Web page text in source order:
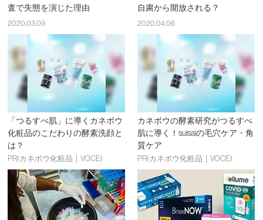
査で失態を演じた理由
2020.03.09
自粛から開放される？
2020.04.06
「つるすべ肌」に導くカネボウ
化粧品のこだわりの酵素洗顔と
は？
PR(カネボウ化粧品｜VOCE)
カネボウの酵素研究がつるすべ
肌に導く！suisaiの毛穴ケア・角
質ケア
PR(カネボウ化粧品｜VOCE)